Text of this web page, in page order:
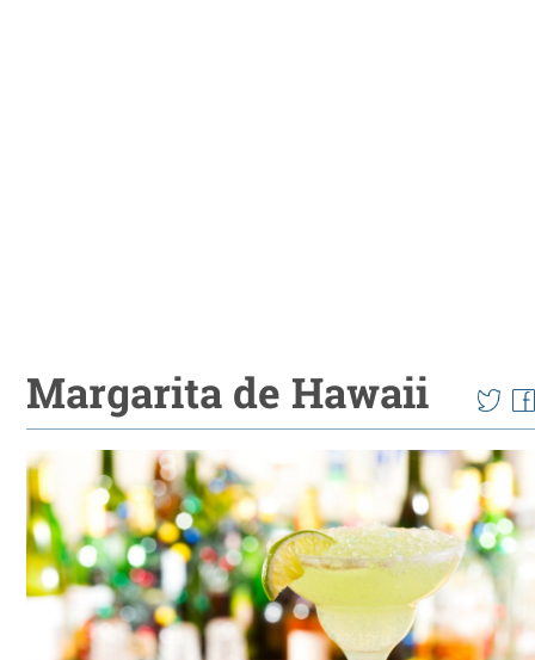
Margarita de Hawaii